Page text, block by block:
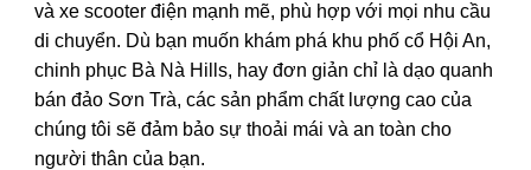
và xe scooter điện mạnh mẽ, phù hợp với mọi nhu cầu
di chuyển. Dù bạn muốn khám phá khu phố cổ Hội An,
chinh phục Bà Nà Hills, hay đơn giản chỉ là dạo quanh
bán đảo Sơn Trà, các sản phẩm chất lượng cao của
chúng tôi sẽ đảm bảo sự thoải mái và an toàn cho
người thân của bạn.